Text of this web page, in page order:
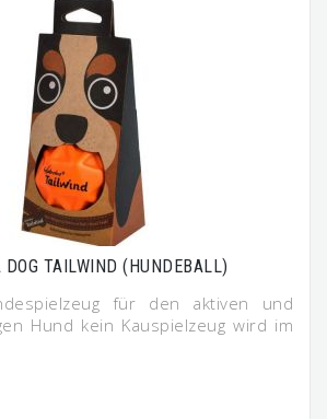
DOG TAILWIND (HUNDEBALL)
für den aktiven und
Hund kein Kauspielzeug wird im